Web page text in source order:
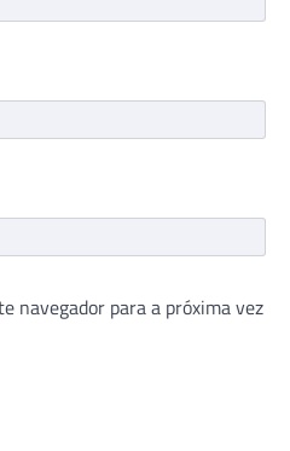
navegador para a próxima vez